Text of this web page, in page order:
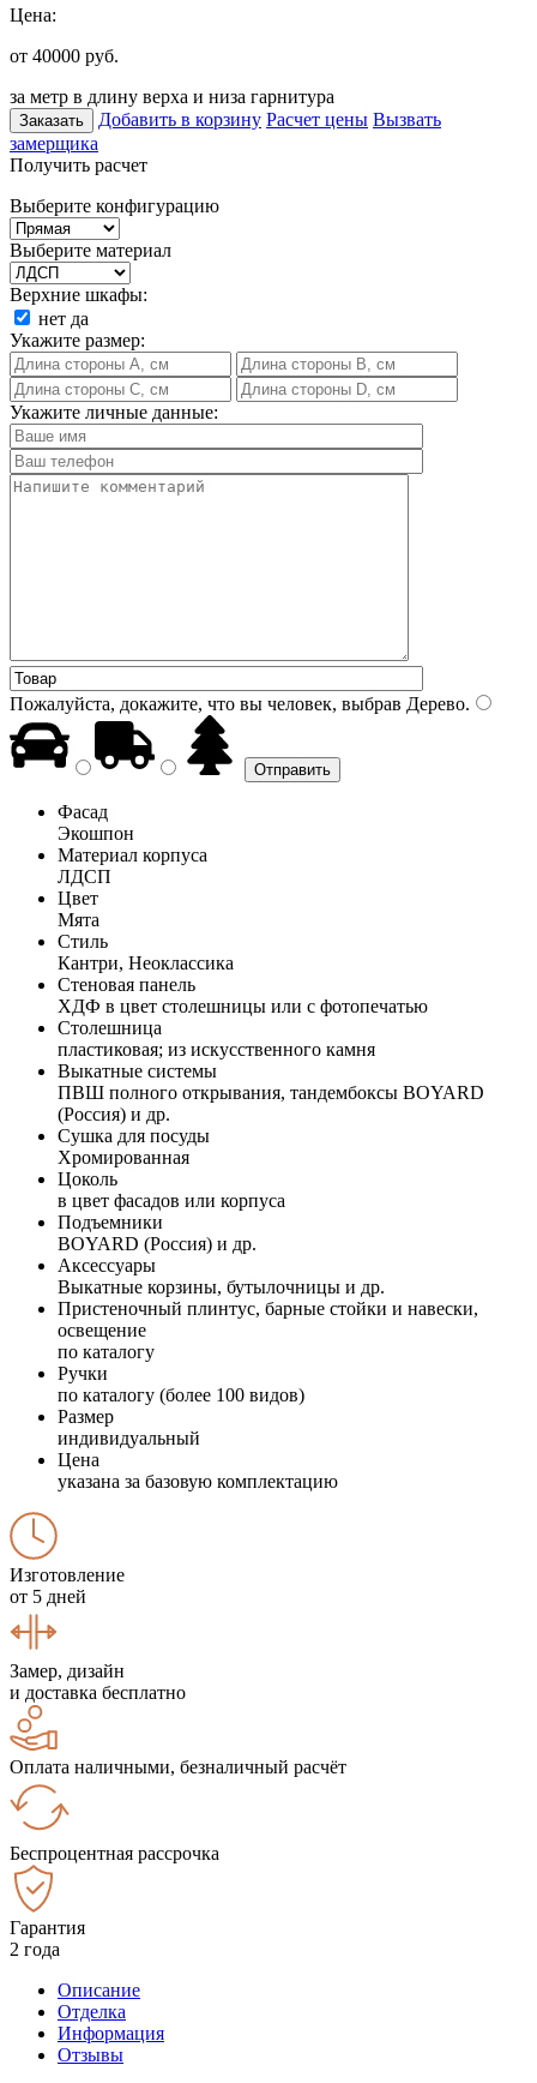
Цена:
от 40000 руб.
за метр в длину верха и низа гарнитура
Заказать Добавить в корзину Расчет цены Вызвать
замерщика
Получить расчет
Выберите конфигурацию
Выберите материал
Верхние шкафы:
нет да
Укажите размер:
Укажите личные данные:
Пожалуйста, докажите, что вы человек, выбрав Дерево.
Фасад
Экошпон
Материал корпуса
ЛДСП
Цвет
Мята
Стиль
Кантри, Неоклассика
Стеновая панель
ХДФ в цвет столешницы или с фотопечатью
Столешница
пластиковая; из искусственного камня
Выкатные системы
ПВШ полного открывания, тандембоксы BOYARD
(Россия) и др.
Сушка для посуды
Хромированная
Цоколь
в цвет фасадов или корпуса
Подъемники
BOYARD (Россия) и др.
Аксессуары
Выкатные корзины, бутылочницы и др.
Пристеночный плинтус, барные стойки и навески,
освещение
по каталогу
Ручки
по каталогу (более 100 видов)
Размер
индивидуальный
Цена
указана за базовую комплектацию
Изготовление
от 5 дней
Замер, дизайн
и доставка бесплатно
Оплата наличными, безналичный расчёт
Беспроцентная рассрочка
Гарантия
2 года
Описание
Отделка
Информация
Отзывы